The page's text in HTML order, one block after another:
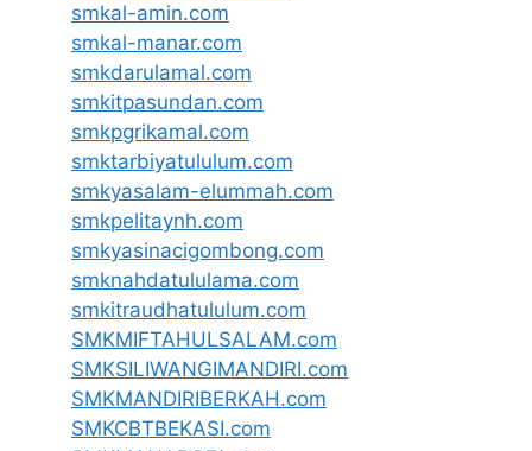
smkal-amin.com
smkal-manar.com
smkdarulamal.com
smkitpasundan.com
smkpgrikamal.com
smktarbiyatululum.com
smkyasalam-elummah.com
smkpelitaynh.com
smkyasinacigombong.com
smknahdatululama.com
smkitraudhatululum.com
SMKMIFTAHULSALAM.com
SMKSILIWANGIMANDIRI.com
SMKMANDIRIBERKAH.com
SMKCBTBEKASI.com